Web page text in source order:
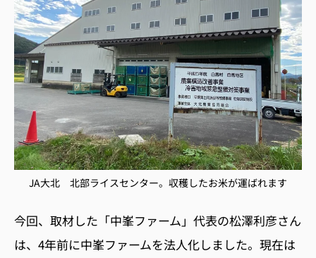
JA大北 北部ライスセンター。収穫したお米が運ばれます
今回、取材した「中峯ファーム」代表の松澤利彦さん
は、 4年前に中峯ファームを法人化しました。現在は